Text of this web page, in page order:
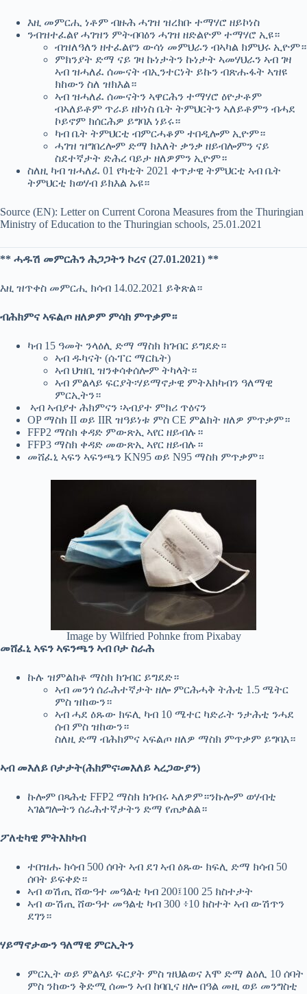
እዚ መምርሒ ነቶም ብዙሕ ሓገዝ ዝረክቡ ተማሃሮ ዘይኮነስ
ንብዝተፈልየ ሓገዝን ምትብባዕን ሓገዝ ዘድልዮም ተማሃሮ ኢዩ።
ብዝለዓለን ዘተፈልየን ውሳነ መምህራን ብኣካል ክምህሩ ኢዮም።
ምክንያት ድማ ናይ ገዛ ኩነታትን ኩነታት ኣመሃህራን ኣብ ገዛ
ኣብ ዝሓለፈ ሰሙናት ብኢንተርነት ይኩን ብጽሑፋት ኣዝዩ
ክከውን ስለ ዝክእል።
ኣብ ዝሓለፈ ሰሙናትን ኣዋርሕን ተማሃሮ ዕዮታቶም
ብኣለይቶም ጥራይ ዘኮነስ ቤት ትምህርትን ኣለይቶምን ብሓደ
ኮይኖም ክሰርሕዎ ይግባእ ነይሩ።
ካብ ቤት ትምህርቲ ብምርሓቆም ተበዲሎም ኢዮም።
ሓገዝ ዝግበረሎም ድማ ክእለት ቃንቃ ዘይብሎምን ናይ
ስደተኛታት ድሕረ ባይታ ዘለዎምን ኢዮም።
ስለዚ ካብ ዝሓለፈ 01 የካቲት 2021 ቀጥታዊ ትምህርቲ ኣብ ቤት
ትምህርቲ ክወሃብ ይክእል ኡዩ።
Source (EN): Letter on Current Corona Measures from the Thuringian
Ministry of Education to the Thuringian schools, 25.01.2021
** ሓዱሽ መምርሕን ሕጋጋትን ኮረና (27.01.2021) **
እዚ ዝጥቀስ መምርሒ ክሳብ 14.02.2021 ይቅጽል።
ብሕክምና ኣፍልጦ ዘለዎም ምሳክ ምጥቃም።
ካብ 15 ዓመት ንላዕሊ ድማ ማስክ ክገብር ይግደድ።
ኣብ ዱካናት (ሱፐር ማርኬት)
ኣብ ህዝቢ ዝንቀሳቀሰሎም ትካላት።
ኣብ ምልላይ ፍርያት፡ሃይማኖታዊ ምትእክካብን ዓለማዊ
ምርኢትን።
ኣብ ኣብያተ ሕክምናን ፡ኣብያተ ምክሪ ጥዕናን
OP ማስክ II ወይ IIR ዝዓይነቱ ምስ CE ምልክት ዘለዎ ምጥቃም።
FFP2 ማስክ ቀዳድ ምውጽኢ ኣየር ዘይብሉ።
FFP3 ማስክ ቀዳድ መውጽኢ ኣየር ዘይብሉ።
መሸፈኒ ኣፍን ኣፍንጫን KN95 ወይ N95 ማስክ ምጥቃም።
Image by Wilfried Pohnke from Pixabay
መሸፈኒ ኣፍን ኣፍንጫን ኣብ ቦታ ስራሕ
ኩሉ ዝምልከቶ ማስክ ክገብር ይግደድ።
ኣብ መንጎ ሰራሕተኛታት ዘሎ ምርሕሓቅ ትሕቲ 1.5 ሜትር
ምስ ዝከውን።
ኣብ ሓደ ዕጹው ክፍሊ ካብ 10 ሜተር ካድራት ንታሕቲ ንሓደ
ሰብ ምስ ዝከውን።
ስለዚ ድማ ብሕክምና ኣፍልጦ ዘለዎ ማስክ ምጥቃም ይግባእ።
ኣብ መእለይ ቦታታት(ሕክምና፡መእለይ ኣረጋውያን)
ኩሎም በጻሕቲ FFP2 ማስክ ክገብሩ ኣለዎም።ንኩሎም ወሃብቲ
ኣገልግሎትን ሰራሕተኛታትን ድማ የጠቃልል።
ፖለቲካዊ ምትእክካብ
ተበዝሑ ክሳብ 500 ሰባት ኣብ ደገ ኣብ ዕጹው ክፍሊ ድማ ክሳብ 50
ሰባት ይፍቀድ።
ኣብ ወሽጢ ሸውዓተ መዓልቲ ካብ 200፤100 25 ክስተታት
ኣብ ውሽጢ ሸውዓተ መዓልቲ ካብ 300 ፥10 ክስተት ኣብ ውሽጥን
ደገን።
ሃይማኖታውን ዓለማዊ ምርኢትን
ምርኢት ወይ ምልላይ ፍርያት ምስ ዝህልወና እሞ ድማ ልዕሊ 10 ሰባት
ምስ ንከውን ቅድሚ ሰሙን ኣብ ከባቢና ዘሎ በዓል መዚ ወይ መንግስቲ